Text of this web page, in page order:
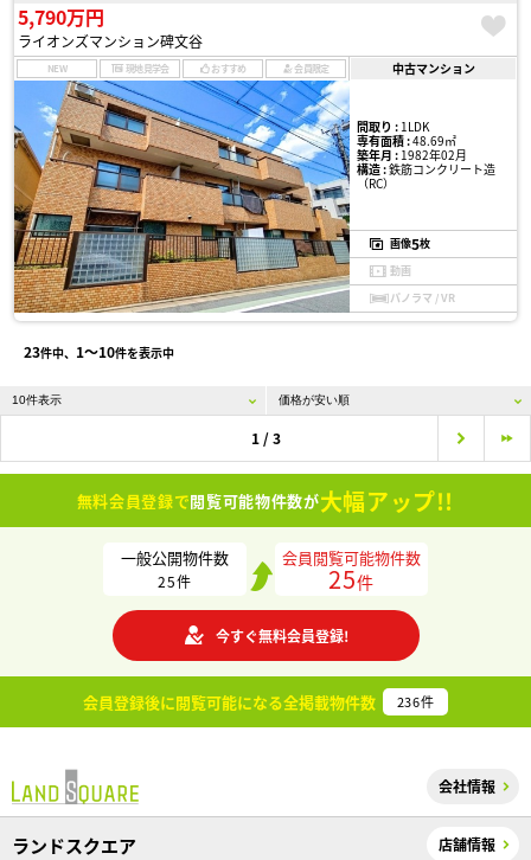
5,790万円
ライオンズマンション碑文谷
NEW 現地見学会 おすすめ 会員限定 中古マンション
間取り :1LDK
専有面積 :48.69㎡
築年月 :1982年02月
構造 :鉄筋コンクリート造
（RC）
画像5枚
動画
パノラマ / VR
23件中、 1〜10件を表示中
1 / 3
無料会員登録で閲覧可能物件数が大幅アップ!!
一般公開物件数
25件
会員閲覧可能物件数
25件
今すぐ無料会員登録!
会員登録後に閲覧可能になる全掲載物件数 236件
会社情報
ランドスクエア 店舗情報